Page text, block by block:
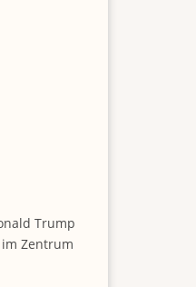
Trump
Zentrum